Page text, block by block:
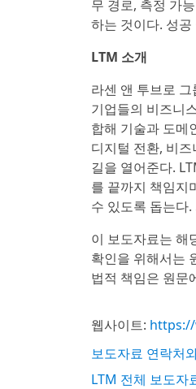
무 경로, 측정 가
하는 것이다. 성
LTM 소개
라센 앤 투브로
기업들의 비즈니
합해 기술과 도메
디지털 전환, 비
길을 열어준다.
를 끝까지 책임
수 있도록 돕는다
이 보도자료는 해
확인을 위해서는
법적 책임은 원문
웹사이트:
보도자료 연락처
LTM 전체 보도자